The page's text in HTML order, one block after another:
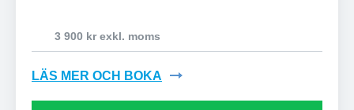
3 900 kr exkl. moms
LÄS MER OCH BOKA